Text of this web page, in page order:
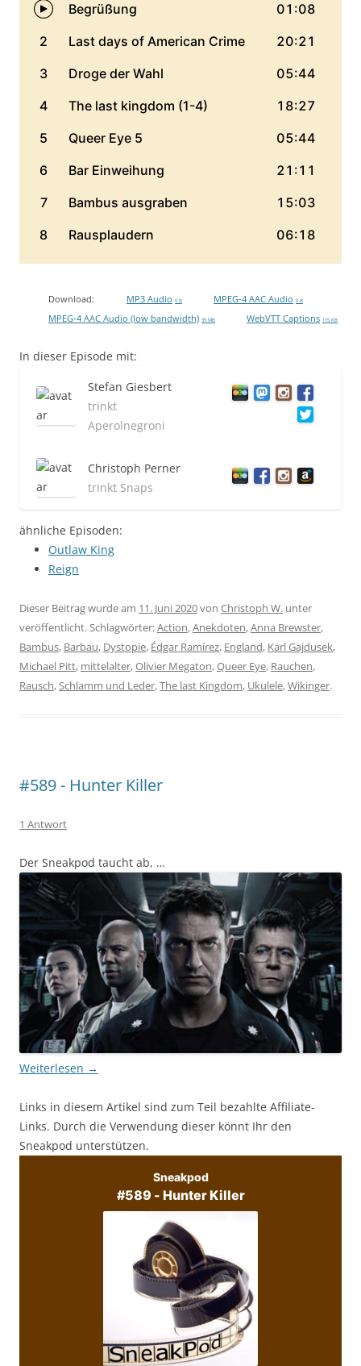
Download: MP3 Audio 0 B MPEG-4 AAC Audio 0 B
MPEG-4 AAC Audio (low bandwidth) 35 MB WebVTT Captions 115 KB
In dieser Episode mit:
Stefan Giesbert
trinkt
Aperolnegroni
Christoph Perner
trinkt Snaps
ähnliche Episoden:
Outlaw King
Reign
Dieser Beitrag wurde am 11. Juni 2020von Christoph W. unter
veröffentlicht. Schlagwörter:Action,Anekdoten,Anna Brewster,
Bambus, Barbau, Dystopie, Édgar Ramírez, England, Karl Gajdusek,
Michael Pitt, mittelalter,Olivier Megaton,Queer Eye, Rauchen,
Rausch,Schlamm und Leder,The last Kingdom, Ukulele,Wikinger.
#589 - Hunter Killer
1 Antwort
Der Sneakpod taucht ab, …
Weiterlesen →
Links in diesem Artikel sind zum Teil bezahlte Affiliate-
Links. Durch die Verwendung dieser könnt Ihr den
Sneakpod unterstützen.